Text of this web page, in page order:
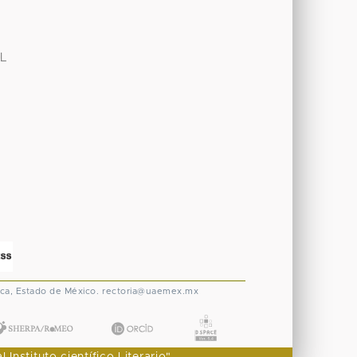
Estado de México. rectoria@uaemex.mx